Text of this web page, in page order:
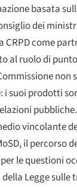
basata
dei
CRPD come
al ruolo di
non
i suoi prodotti
vincolante
il percorso
le questioni
Legge sulle